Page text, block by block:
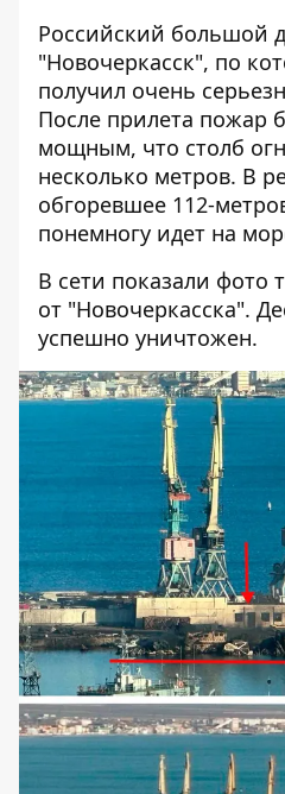
Российский большой
"Новочеркасск", по
получил очень
После прилета пожар
мощным, что столб
несколько метров. В
обгоревшее 112-
понемногу идет на
В сети показали фото
от "Новочеркасска".
успешно уничтожен.